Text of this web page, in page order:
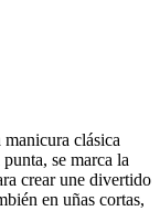
manicura clásica
se marca la
crear une divertido
en uñas cortas,